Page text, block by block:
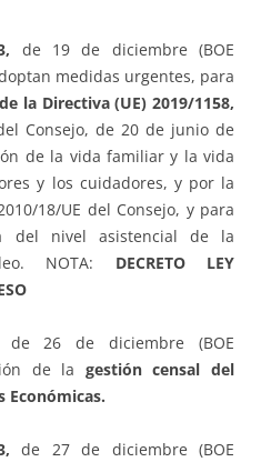
de 19 de diciembre (BOE
medidas urgentes, para
la Directiva (UE) 2019/1158,
Consejo, de 20 de junio de
de la vida familiar y la vida
y los cuidadores, y por la
18/UE del Consejo, y para
del nivel asistencial de la
NOTA: DECRETO LEY
26 de diciembre (BOE
de la gestión censal del
Económicas.
de 27 de diciembre (BOE